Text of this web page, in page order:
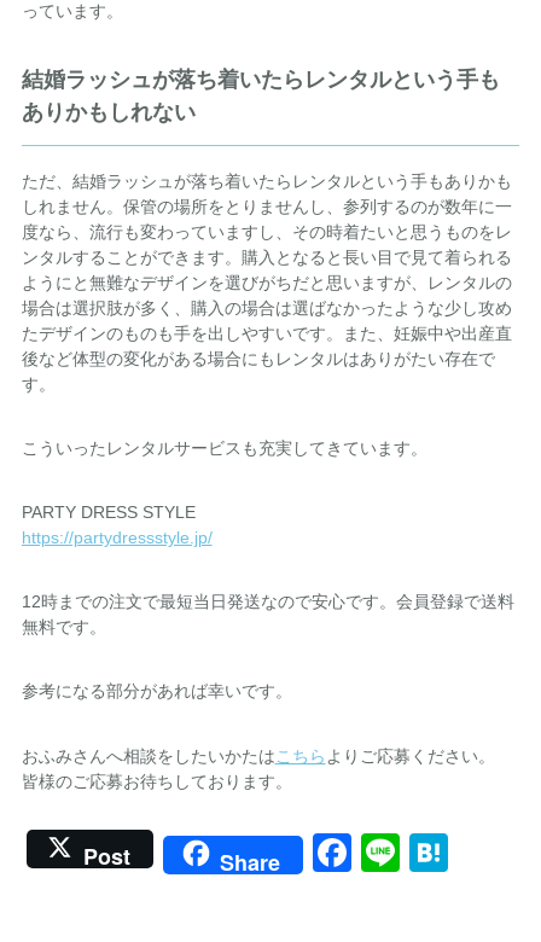
っています。
結婚ラッシュが落ち着いたらレンタルという手も
ありかもしれない
ただ、結婚ラッシュが落ち着いたらレンタルという手もありかも
しれません。保管の場所をとりませんし、参列するのが数年に一
度なら、流行も変わっていますし、その時着たいと思うものをレ
ンタルすることができます。購入となると長い目で見て着られる
ようにと無難なデザインを選びがちだと思いますが、レンタルの
場合は選択肢が多く、購入の場合は選ばなかったような少し攻め
たデザインのものも手を出しやすいです。また、妊娠中や出産直
後など体型の変化がある場合にもレンタルはありがたい存在で
す。
こういったレンタルサービスも充実してきています。
PARTY DRESS STYLE
https://partydressstyle.jp/
12時までの注文で最短当日発送なので安心です。会員登録で送料
無料です。
参考になる部分があれば幸いです。
おふみさんへ相談をしたいかたはこちら よりご応募ください。
皆様のご応募お待ちしております。
Post Share Facebook
Line